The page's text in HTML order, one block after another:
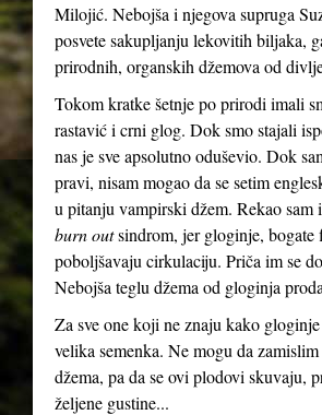
Milojić. Nebojša i njegova supruga
posvete sakupljanju lekovitih biljaka,
prirodnih, organskih džemova od
Tokom kratke šetnje po prirodi imali
rastavić i crni glog. Dok smo stajali
nas je sve apsolutno oduševio. Dok
pravi, nisam mogao da se setim
u pitanju vampirski džem. Rekao sam
burn outsindrom, jer gloginje, bogate
poboljšavaju cirkulaciju. Priča im se
Nebojša teglu džema od gloginja
Za sve one koji ne znaju kako
velika semenka. Ne mogu da
džema, pa da se ovi plodovi skuvaju,
željene gustine...